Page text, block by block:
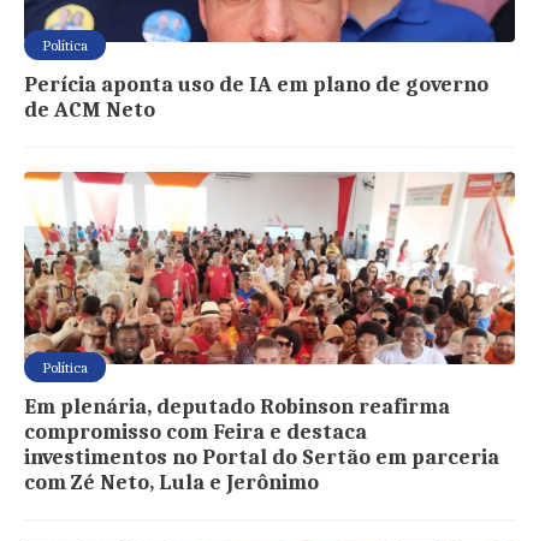
Política
Perícia aponta uso de IA em plano de governo
de ACM Neto
Política
Em plenária, deputado Robinson reafirma
compromisso com Feira e destaca
investimentos no Portal do Sertão em parceria
com Zé Neto, Lula e Jerônimo